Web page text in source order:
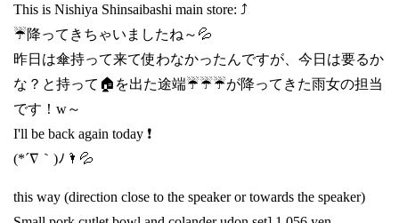
This is Nishiya Shinsaibashi main store: ⤴️
☔降ってきちゃいましたね～💦
昨日は傘持って来て使わなかったんですが、今日は要るか
な？と持って🏠を出た途端☔☔☔が降ってきた雨女の担当
です！w～
I'll be back again today ❗
(*´∇｀)ﾉ🌂💦
this way (direction close to the speaker or towards the speaker)